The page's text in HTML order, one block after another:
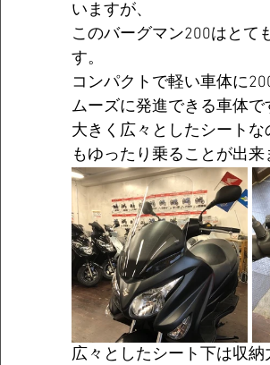
いますが、
このバーグマン200はとて
す。
コンパクトで軽い車体に
ムーズに発進できる車体で
大きく広々としたシート
もゆったり乗ることが出来
広々としたシート下は収